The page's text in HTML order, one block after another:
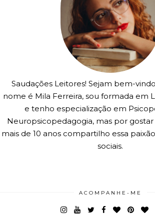
Saudações Leitores! Sejam bem-
nome é Mila Ferreira, sou formada em
e tenho especialização em
Neuropsicopedagogia, mas por
mais de 10 anos compartilho essa
sociais.
ACOMPANHE-ME